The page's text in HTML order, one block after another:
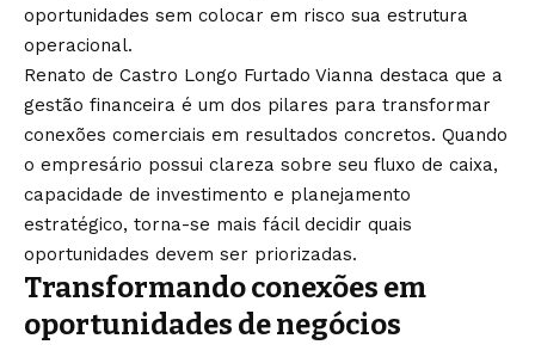
oportunidades sem colocar em risco sua estrutura
operacional.
Renato de Castro Longo Furtado Vianna destaca que a
gestão financeira é um dos pilares para transformar
conexões comerciais em resultados concretos. Quando
o empresário possui clareza sobre seu fluxo de caixa,
capacidade de investimento e planejamento
estratégico, torna-se mais fácil decidir quais
oportunidades devem ser priorizadas.
Transformando conexões em
oportunidades de negócios